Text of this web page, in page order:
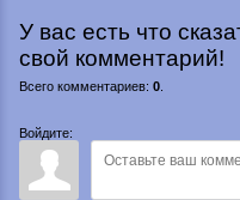
У вас есть что
свой комментарий!
Всего комментариев: 0
Войдите: